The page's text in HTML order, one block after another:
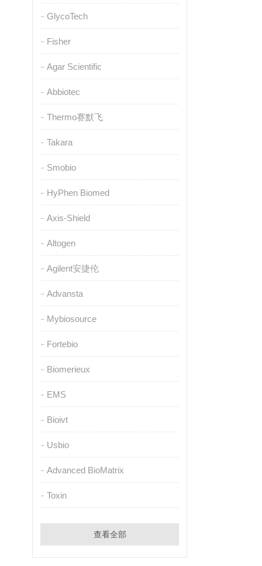
GlycoTech
Fisher
Agar Scientific
Abbiotec
Thermo赛默飞
Takara
Smobio
HyPhen Biomed
Axis-Shield
Altogen
Agilent安捷伦
Advansta
Mybiosource
Fortebio
Biomerieux
EMS
Bioivt
Usbio
Advanced BioMatrix
Toxin
查看全部